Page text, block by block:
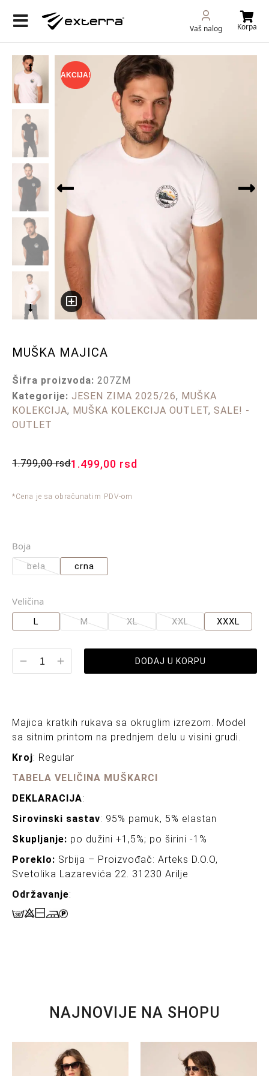
Vaš nalog Korpa
AKCIJA!
MUŠKA MAJICA
Šifra proizvoda: 207ZM
Kategorije: JESEN ZIMA 2025/26, MUŠKA
KOLEKCIJA, MUŠKA KOLEKCIJA OUTLET, SALE! -
OUTLET
1.799,00rsd1.499,00 rsd
*Cena je sa obračunatim PDV-om
Boja
bela crna
Veličina
L M XL XXL XXXL
DODAJ U KORPU
Majica kratkih rukava sa okruglim izrezom. Model
sa sitnim printom na prednjem delu u visini grudi.
Kroj: Regular
TABELA VELIČINA MUŠKARCI
DEKLARACIJA:
Sirovinski sastav: 95% pamuk, 5% elastan
Skupljanje: po dužini +1,5%; po širini -1%
Poreklo: Srbija – Proizvođač: Arteks D.O.O,
Svetolika Lazarevića 22. 31230 Arilje
Održavanje:
NAJNOVIJE NA SHOPU